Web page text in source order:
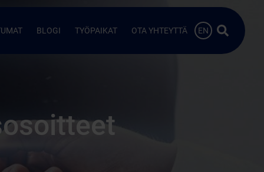
BLOGI TYÖPAIKAT OTA YHTEYTTÄ EN Hae…